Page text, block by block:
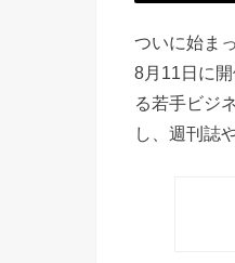
ついに始ま
8月11日に
る若手ビジ
し、週刊誌